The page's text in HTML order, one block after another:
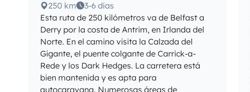
250 km
3-6 días
Esta ruta de 250 kilómetros va de Belfast a
Derry por la costa de Antrim, en Irlanda del
Norte. En el camino visita la Calzada del
Gigante, el puente colgante de Carrick-a-
Rede y los Dark Hedges. La carretera está
bien mantenida y es apta para
autocaravana. Numerosas áreas de